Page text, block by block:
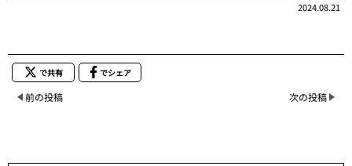
2024.08.21
で共有 でシェア
前の投稿 次の投稿